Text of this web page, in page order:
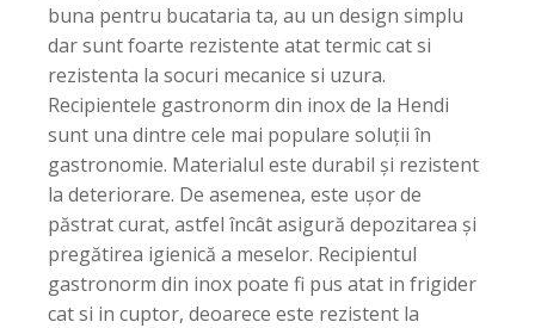
buna pentru bucataria ta, au un design simplu
dar sunt foarte rezistente atat termic cat si
rezistenta la socuri mecanice si uzura.
Recipientele gastronorm din inox de la Hendi
sunt una dintre cele mai populare soluții în
gastronomie. Materialul este durabil și rezistent
la deteriorare. De asemenea, este ușor de
păstrat curat, astfel încât asigură depozitarea și
pregătirea igienică a meselor. Recipientul
gastronorm din inox poate fi pus atat in frigider
cat si in cuptor, deoarece este rezistent la